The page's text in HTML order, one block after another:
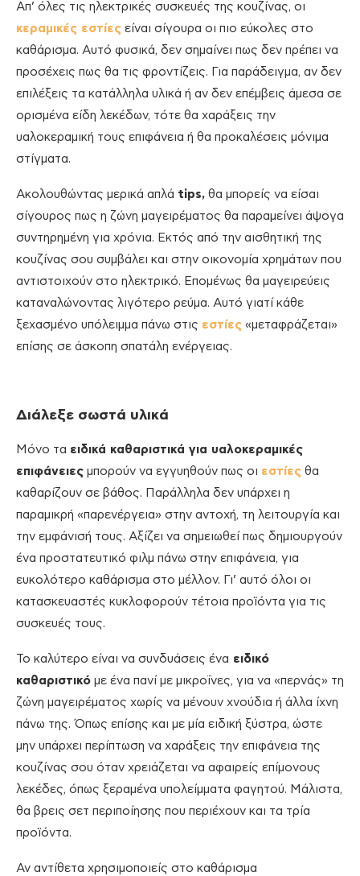
Απ’ όλες τις ηλεκτρικές συσκευές της κουζίνας, οι
κεραμικές εστίες είναι σίγουρα οι πιο εύκολες στο
καθάρισμα. Αυτό φυσικά, δεν σημαίνει πως δεν πρέπει να
προσέχεις πως θα τις φροντίζεις. Για παράδειγμα, αν δεν
επιλέξεις τα κατάλληλα υλικά ή αν δεν επέμβεις άμεσα σε
ορισμένα είδη λεκέδων, τότε θα χαράξεις την
υαλοκεραμική τους επιφάνεια ή θα προκαλέσεις μόνιμα
στίγματα.
Ακολουθώντας μερικά απλά tips, θα μπορείς να είσαι
σίγουρος πως η ζώνη μαγειρέματος θα παραμείνει άψογα
συντηρημένη για χρόνια. Εκτός από την αισθητική της
κουζίνας σου συμβάλει και στην οικονομία χρημάτων που
αντιστοιχούν στο ηλεκτρικό. Επομένως θα μαγειρεύεις
καταναλώνοντας λιγότερο ρεύμα. Αυτό γιατί κάθε
ξεχασμένο υπόλειμμα πάνω στις εστίες «μεταφράζεται»
επίσης σε άσκοπη σπατάλη ενέργειας.
Διάλεξε σωστά υλικά
Μόνο τα ειδικά καθαριστικά για υαλοκεραμικές
επιφάνειες μπορούν να εγγυηθούν πως οι εστίες θα
καθαρίζουν σε βάθος. Παράλληλα δεν υπάρχει η
παραμικρή «παρενέργεια» στην αντοχή, τη λειτουργία και
την εμφάνισή τους. Αξίζει να σημειωθεί πως δημιουργούν
ένα προστατευτικό φιλμ πάνω στην επιφάνεια, για
ευκολότερο καθάρισμα στο μέλλον. Γι’ αυτό όλοι οι
κατασκευαστές κυκλοφορούν τέτοια προϊόντα για τις
συσκευές τους.
Το καλύτερο είναι να συνδυάσεις ένα ειδικό
καθαριστικό με ένα πανί με μικροΐνες, για να «περνάς» τη
ζώνη μαγειρέματος χωρίς να μένουν χνούδια ή άλλα ίχνη
πάνω της. Όπως επίσης και με μία ειδική ξύστρα, ώστε
μην υπάρχει περίπτωση να χαράξεις την επιφάνεια της
κουζίνας σου όταν χρειάζεται να αφαιρείς επίμονους
λεκέδες, όπως ξεραμένα υπολείμματα φαγητού. Μάλιστα,
θα βρεις σετ περιποίησης που περιέχουν και τα τρία
προϊόντα.
Αν αντίθετα χρησιμοποιείς στο καθάρισμα